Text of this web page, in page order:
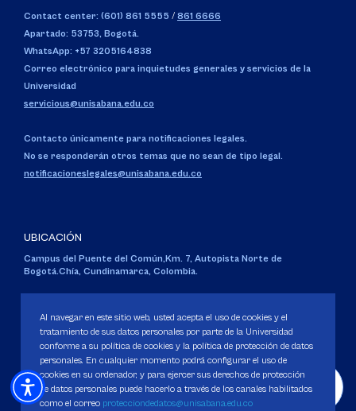
Contact center: (601) 861 5555 / 861 6666
Apartado: 53753, Bogotá.
WhatsApp: +57 3205164838
Correo electrónico para inquietudes generales y servicios de la
Universidad
servicious@unisabana.edu.co
Contacto únicamente para notificaciones legales.
No se responderán otros temas que no sean de tipo legal.
notificacioneslegales@unisabana.edu.co
UBICACIÓN
Campus del Puente del Común,Km. 7, Autopista Norte de
Bogotá.Chía, Cundinamarca, Colombia.
Personería Jurídica:Resolución 130 del 14 de enero de 1980.
Ministerio de Educación Nacional.
Al navegar en este sitio web, usted acepta el uso de cookies y el
tratamiento de sus datos personales por parte de la Universidad
conforme a su política de cookies y la política de protección de datos
personales. En cualquier momento podrá configurar el uso de
cookies en su ordenador, y para ejercer sus derechos de protección
de datos personales puede hacerlo a través de los canales habilitados
como el correo protecciondedatos@unisabana.edu.co